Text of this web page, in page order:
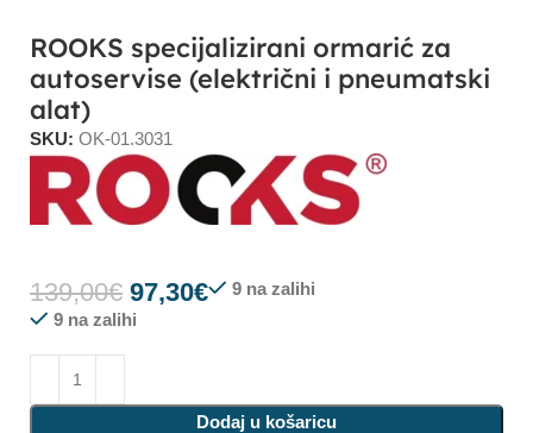
ROOKS specijalizirani ormarić za
autoservise (električni i pneumatski
alat)
SKU:OK-01.3031
139,00€ 97,30€
9 na zalihi
9 na zalihi
Dodaj u košaricu